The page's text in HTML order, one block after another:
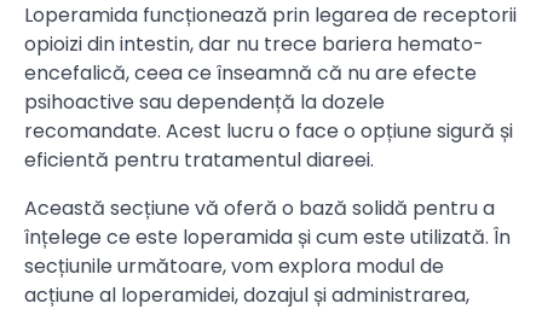
Loperamida funcționează prin legarea de receptorii
opioizi din intestin, dar nu trece bariera hemato-
encefalică, ceea ce înseamnă că nu are efecte
psihoactive sau dependență la dozele
recomandate. Acest lucru o face o opțiune sigură și
eficientă pentru tratamentul diareei.
Această secțiune vă oferă o bază solidă pentru a
înțelege ce este loperamida și cum este utilizată. În
secțiunile următoare, vom explora modul de
acțiune al loperamidei, dozajul și administrarea,